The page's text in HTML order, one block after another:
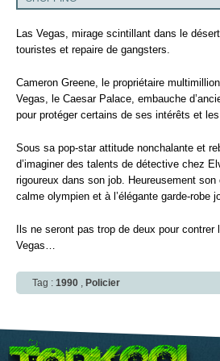
Las Vegas, mirage scintillant dans le
touristes et repaire de gangsters.
Cameron Greene, le propriétaire
Vegas, le Caesar Palace, embauche
pour protéger certains de ses intérêts et
Sous sa pop-star attitude nonchalante et
d’imaginer des talents de détective chez
rigoureux dans son job. Heureusement son
calme olympien et à l’élégante garde-robe
Ils ne seront pas trop de deux pour
Vegas…
Tag : 1990 Policier